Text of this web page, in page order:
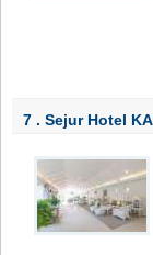
7 . Sejur Hotel